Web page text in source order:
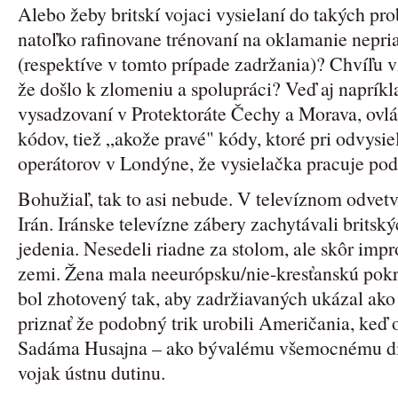
Alebo žeby britskí vojaci vysielaní do takých
natoľko rafinovane trénovaní na oklamanie
(respektíve v tomto prípade zadržania)? Chvíľu
že došlo k zlomeniu a spolupráci? Veď aj
vysadzovaní v Protektoráte Čechy a Morava,
kódov, tiež „akože pravé" kódy, ktoré pri
operátorov v Londýne, že vysielačka pracuje
Bohužiaľ, tak to asi nebude. V televíznom
Irán. Iránske televízne zábery zachytávali
jedenia. Nesedeli riadne za stolom, ale skôr
zemi. Žena mala neeurópsku/nie-kresťanskú
bol zhotovený tak, aby zadržiavaných ukázal
priznať že podobný trik urobili Američania, keď
Sadáma Husajna – ako bývalému
vojak ústnu dutinu.